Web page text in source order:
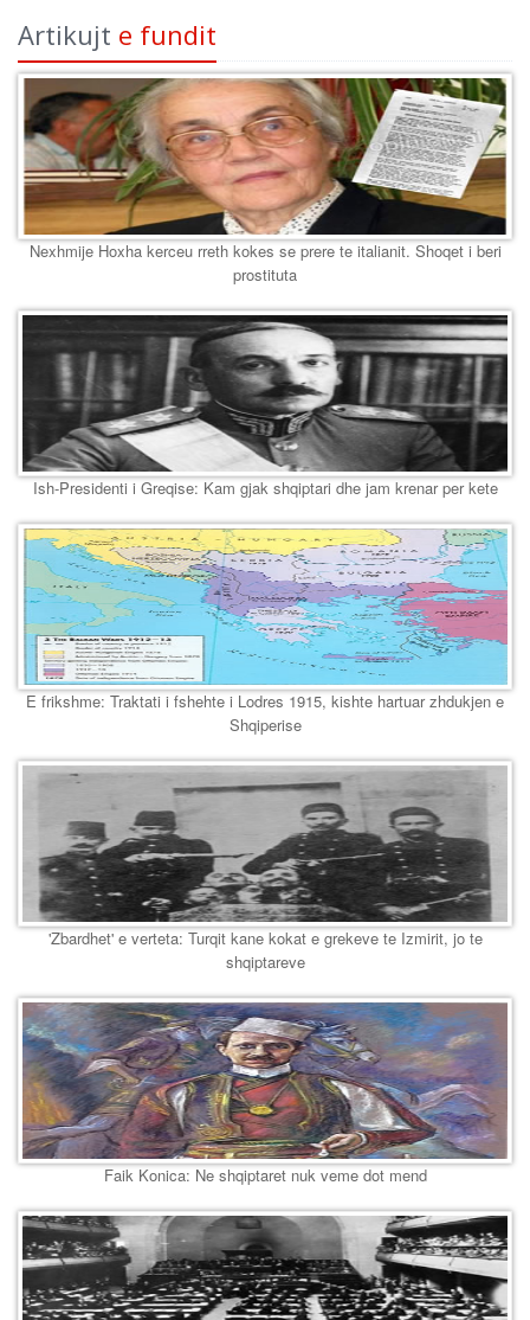
Artikujt e fundit
Nexhmije Hoxha kerceu rreth kokes se prere te italianit. Shoqet i beri
prostituta
Ish-Presidenti i Greqise: Kam gjak shqiptari dhe jam krenar per kete
E frikshme: Traktati i fshehte i Lodres 1915, kishte hartuar zhdukjen e
Shqiperise
'Zbardhet' e verteta: Turqit kane kokat e grekeve te Izmirit, jo te
shqiptareve
Faik Konica: Ne shqiptaret nuk veme dot mend